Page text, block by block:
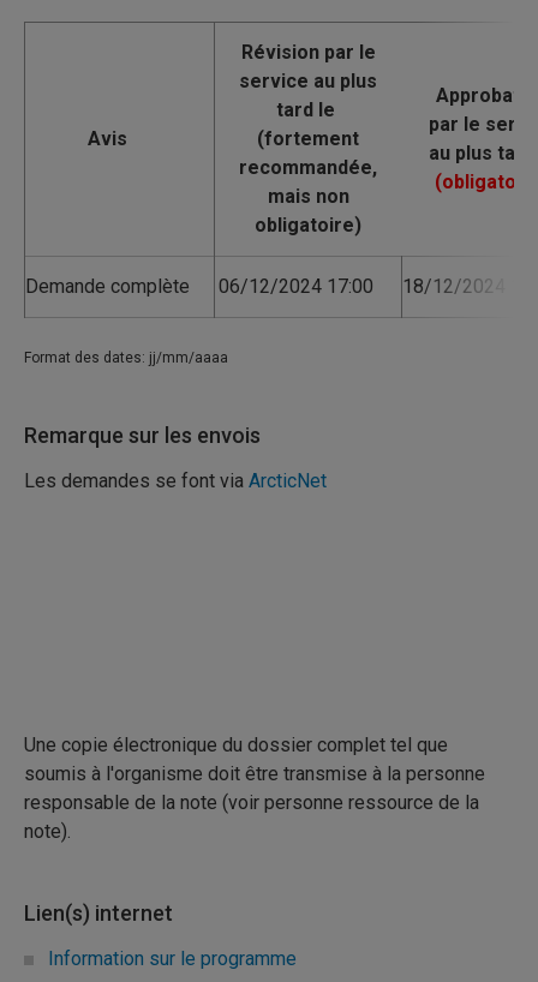
Avis
Demande complète 06/12/2024 17:00 18/12/2024
Format des dates: jj/mm/aaaa
Remarque sur les envois
Les demandes se font via ArcticNet
Une copie électronique du dossier complet tel que
soumis à l'organisme doit être transmise à la personne
responsable de la note (voir personne ressource de la
note).
Lien(s) internet
Information sur le programme